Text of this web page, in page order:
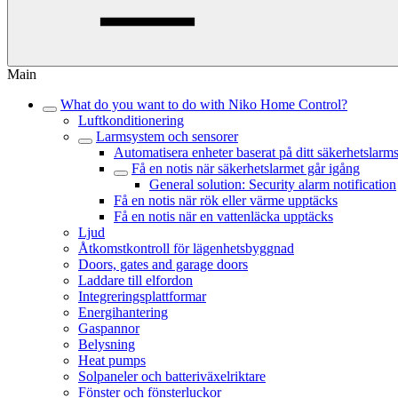
Main
What do you want to do with Niko Home Control?
Luftkonditionering
Larmsystem och sensorer
Automatisera enheter baserat på ditt
Få en notis när säkerhetslarmet går igång
General solution: Security alarm notification
Få en notis när rök eller värme upptäcks
Få en notis när en vattenläcka upptäcks
Ljud
Åtkomstkontroll för lägenhetsbyggnad
Doors, gates and garage doors
Laddare till elfordon
Integreringsplattformar
Energihantering
Gaspannor
Belysning
Heat pumps
Solpaneler och batteriväxelriktare
Fönster och fönsterluckor